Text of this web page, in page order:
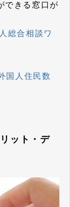
できる窓口が
総合相談ワ
国人住民数
ット・デ